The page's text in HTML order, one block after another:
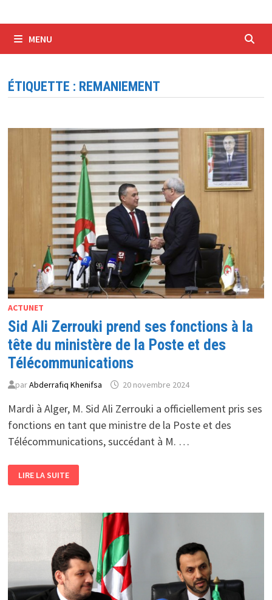
MENU
ÉTIQUETTE : REMANIEMENT
ACTUNET
Sid Ali Zerrouki prend ses fonctions à la
tête du ministère de la Poste et des
Télécommunications
parAbderrafiq Khenifsa 20 novembre 2024
Mardi à Alger, M. Sid Ali Zerrouki a officiellement pris ses
fonctions en tant que ministre de la Poste et des
Télécommunications, succédant à M. …
ALI
ZERROUKI
FONCTIONS
MINISTÈRE
POSTE
ET
DES
LIRE LA SUITE